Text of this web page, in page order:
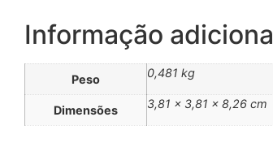
Informação
Peso 0,481 kg
Dimensões 3,81 × 3,81 × 8,26 cm